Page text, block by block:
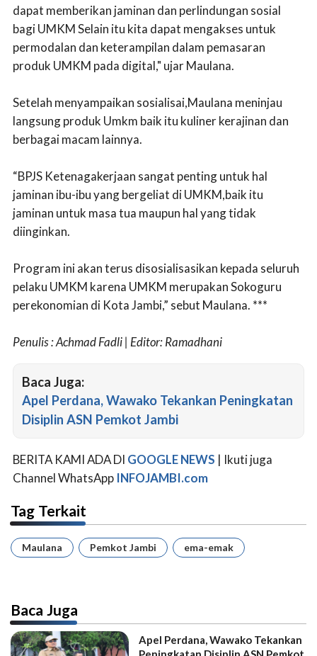
dapat memberikan jaminan dan perlindungan sosial
bagi UMKM Selain itu kita dapat mengakses untuk
permodalan dan keterampilan dalam pemasaran
produk UMKM pada digital," ujar Maulana.
Setelah menyampaikan sosialisai,Maulana meninjau
langsung produk Umkm baik itu kuliner kerajinan dan
berbagai macam lainnya.
“BPJS Ketenagakerjaan sangat penting untuk hal
jaminan ibu-ibu yang bergeliat di UMKM,baik itu
jaminan untuk masa tua maupun hal yang tidak
diinginkan.
Program ini akan terus disosialisasikan kepada seluruh
pelaku UMKM karena UMKM merupakan Sokoguru
perekonomian di Kota Jambi,” sebut Maulana. ***
Penulis : Achmad Fadli | Editor: Ramadhani
Baca Juga:
Apel Perdana, Wawako Tekankan Peningkatan
Disiplin ASN Pemkot Jambi
BERITA KAMI ADA DI GOOGLE NEWS | Ikuti juga
Channel WhatsApp INFOJAMBI.com
Tag Terkait
Maulana Pemkot Jambi ema-emak
Baca Juga
Apel Perdana, Wawako Tekankan